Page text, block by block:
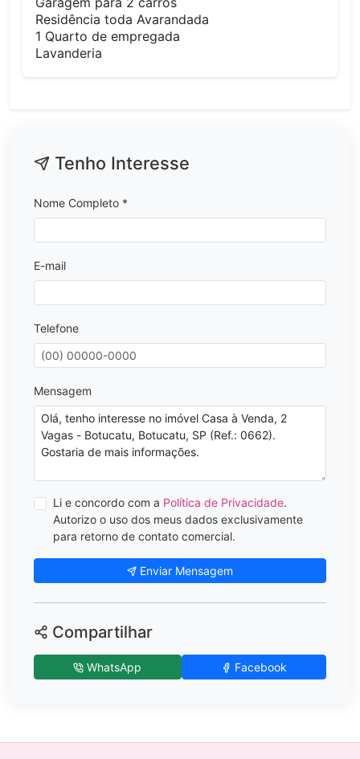
Residência toda Avarandada
1 Quarto de empregada
Lavanderia
Tenho Interesse
Nome Completo *
E-mail
Telefone
Mensagem
Li e concordo com a Política de Privacidade.
Autorizo o uso dos meus dados exclusivamente
para retorno de contato comercial.
Enviar Mensagem
Compartilhar
WhatsApp Facebook